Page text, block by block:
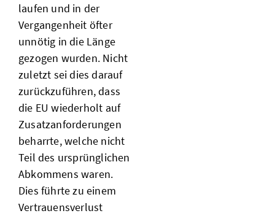
laufen und in der
Vergangenheit öfter
unnötig in die Länge
gezogen wurden. Nicht
zuletzt sei dies darauf
zurückzuführen, dass
die EU wiederholt auf
Zusatzanforderungen
beharrte, welche nicht
Teil des ursprünglichen
Abkommens waren.
Dies führte zu einem
Vertrauensverlust